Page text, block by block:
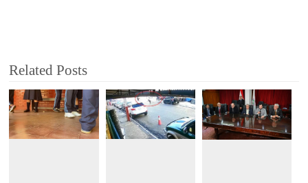
Related Posts